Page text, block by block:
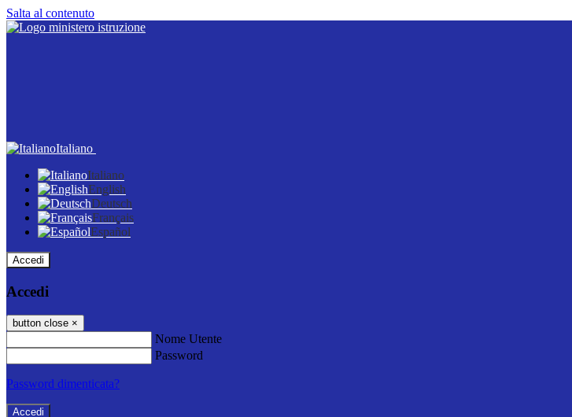
Salta al contenuto
Italiano
Italiano
English
Deutsch
Français
Español
Accedi
Accedi
button close ×
Nome Utente
Password
Password dimenticata?